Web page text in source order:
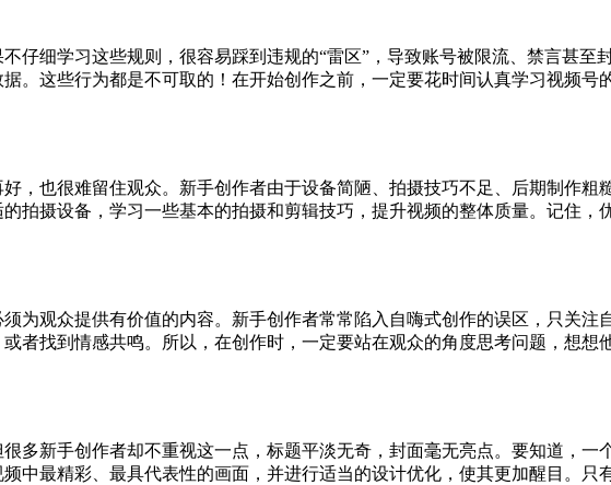
仔细学习这些规则，很容易踩到违规的“雷区”，导致账号被限流、禁言甚至
。这些行为都是不可取的！在开始创作之前，一定要花时间认真学习视频号
也很难留住观众。新手创作者由于设备简陋、拍摄技巧不足、后期制作粗
拍摄设备，学习一些基本的拍摄和剪辑技巧，提升视频的整体质量。记住，
为观众提供有价值的内容。新手创作者常常陷入自嗨式创作的误区，只关注
者找到情感共鸣。所以，在创作时，一定要站在观众的角度思考问题，想想
多新手创作者却不重视这一点，标题平淡无奇，封面毫无亮点。要知道，一
中最精彩、最具代表性的画面，并进行适当的设计优化，使其更加醒目。只